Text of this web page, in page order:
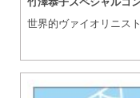
世界的ヴァイオリニス